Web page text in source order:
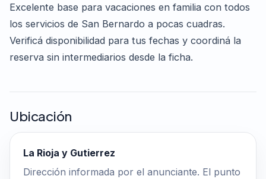
Excelente base para vacaciones en familia con todos
los servicios de San Bernardo a pocas cuadras.
Verificá disponibilidad para tus fechas y coordiná la
reserva sin intermediarios desde la ficha.
Ubicación
La Rioja y Gutierrez
Dirección informada por el anunciante. El punto